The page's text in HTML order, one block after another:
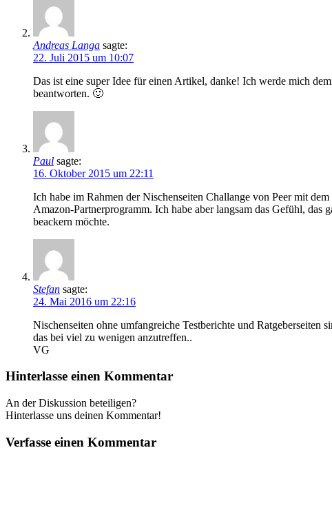
Andreas Langa sagte:
22. Juli 2015 um 10:07
Das ist eine super Idee für einen Artikel, danke! Ich werde mich
beantworten. 🙂
Paul sagte:
16. Oktober 2015 um 22:11
Ich habe im Rahmen der Nischenseiten Challange von Peer mit
Amazon-Partnerprogramm. Ich habe aber langsam das Gefühl, das
beackern möchte.
Stefan sagte:
24. Mai 2016 um 22:16
Nischenseiten ohne umfangreiche Testberichte und
das bei viel zu wenigen anzutreffen..
VG
Hinterlasse einen Kommentar
An der Diskussion beteiligen?
Hinterlasse uns deinen Kommentar!
Verfasse einen Kommentar